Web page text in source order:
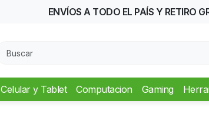
ENVÍOS A TODO EL PAÍS Y RETIRO
Celular y Tablet Computacion Gaming